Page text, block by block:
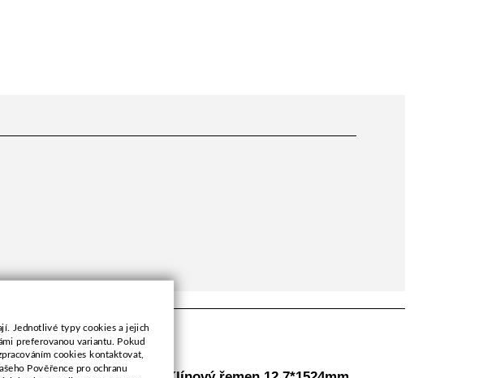
Jednotlivé typy cookies a jejich
preferovanou variantu. Pokud
cookies kontaktovat,
Pověřence pro ochranu